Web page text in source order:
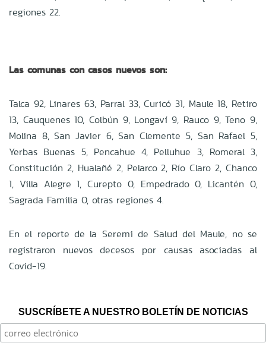
regiones 22.
Las comunas con casos nuevos son:
Talca 92, Linares 63, Parral 33, Curicó 31, Maule 18, Retiro
13, Cauquenes 10, Colbún 9, Longaví 9, Rauco 9, Teno 9,
Molina 8, San Javier 6, San Clemente 5, San Rafael 5,
Yerbas Buenas 5, Pencahue 4, Pelluhue 3, Romeral 3,
Constitución 2, Hualañé 2, Pelarco 2, Río Claro 2, Chanco
1, Villa Alegre 1, Curepto 0, Empedrado 0, Licantén 0,
Sagrada Familia 0, otras regiones 4.
En el reporte de la Seremi de Salud del Maule, no se
registraron nuevos decesos por causas asociadas al
Covid-19.
SUSCRÍBETE A NUESTRO BOLETÍN DE NOTICIAS